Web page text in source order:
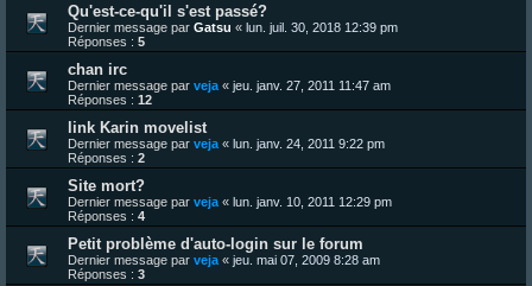
Qu'est-ce-qu'il s'est passé?
Dernier message par Gatsu « lun. juil. 30, 2018 12:39 pm
Réponses : 5
chan irc
Dernier message par veja « jeu. janv. 27, 2011 11:47 am
Réponses : 12
link Karin movelist
Dernier message par veja « lun. janv. 24, 2011 9:22 pm
Réponses : 2
Site mort?
Dernier message par veja « lun. janv. 10, 2011 12:29 pm
Réponses : 4
Petit problème d'auto-login sur le forum
Dernier message par veja « jeu. mai 07, 2009 8:28 am
Réponses : 3